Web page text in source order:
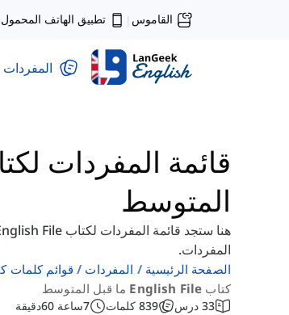
القاموس | تطبيق الهاتف المحمول
المفردات
المتوسط
المفردات.
الصفحة الرئيسية المفردات
قوائم كلمات
كتاب English File ما قبل المتوسط
33 درس 839 كلمات 7ساعة 60دقيقة